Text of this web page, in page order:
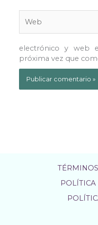
electrónico y web
próxima vez que